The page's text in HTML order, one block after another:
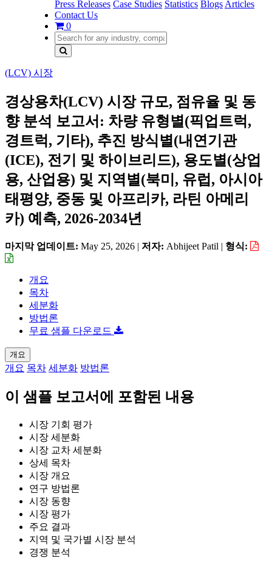
Press Releases Case Studies Statistics Blogs Articles
Contact Us
0
(LCV) 시장
경상용차(LCV) 시장 규모, 점유율 및 동
향 분석 보고서: 차량 유형별(픽업트럭,
경트럭, 기타), 추진 방식별(내연기관
(ICE), 전기 및 하이브리드), 용도별(상업
용, 산업용) 및 지역별(북미, 유럽, 아시아
태평양, 중동 및 아프리카, 라틴 아메리
카) 예측, 2026-2034년
마지막 업데이트: May 25, 2026 | 저자: Abhijeet Patil | 형식:
개요
목차
세분화
방법론
무료 샘플 다운로드
개요
개요 목차 세분화 방법론
이 샘플 보고서에 포함된 내용
시장 기회 평가
시장 세분화
시장 교차 세분화
상세 목차
시장 개요
연구 방법론
시장 동향
시장 평가
주요 결과
지역 및 국가별 시장 분석
경쟁 분석